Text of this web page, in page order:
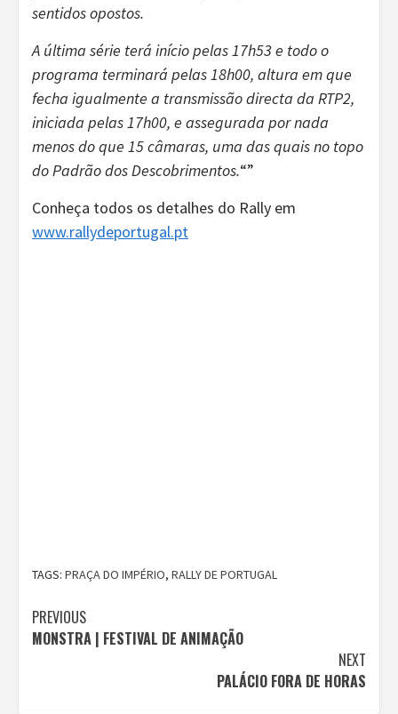
sentidos opostos.
A última série terá início pelas 17h53 e todo o
programa terminará pelas 18h00, altura em que
fecha igualmente a transmissão directa da RTP2,
iniciada pelas 17h00, e assegurada por nada
menos do que 15 câmaras, uma das quais no topo
do Padrão dos Descobrimentos.“”
Conheça todos os detalhes do Rally em
www.rallydeportugal.pt
TAGS: PRAÇA DO IMPÉRIO, RALLY DE PORTUGAL
Continue
Reading
PREVIOUS
MONSTRA | FESTIVAL DE ANIMAÇÃO
NEXT
PALÁCIO FORA DE HORAS